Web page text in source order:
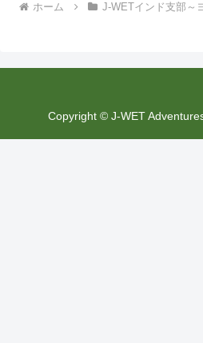
ホーム J-WETインド支部～
Copyright © J-WET